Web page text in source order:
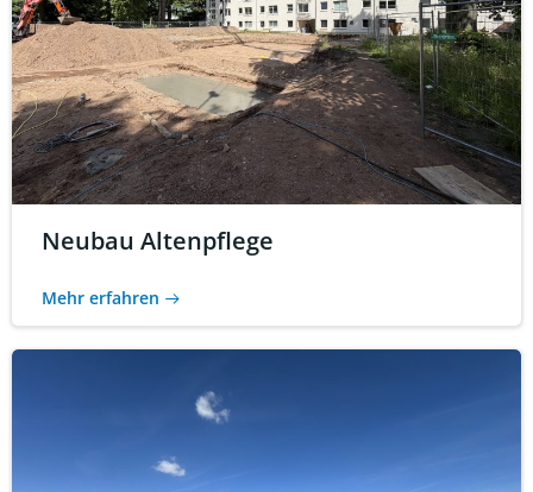
Neubau Altenpflege
Mehr erfahren